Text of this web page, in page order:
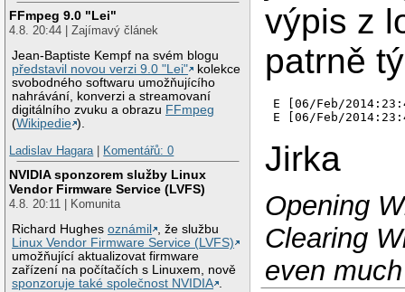
FFmpeg 9.0 "Lei"
4.8. 20:44 | Zajímavý článek
Jean-Baptiste Kempf na svém blogu
představil novou verzi 9.0 "Lei"
kolekce
svobodného softwaru umožňujícího
nahrávání, konverzi a streamovaní
digitálního zvuku a obrazu FFmpeg
(Wikipedie ).
Ladislav Hagara| Komentářů: 0
NVIDIA sponzorem služby Linux
Vendor Firmware Service (LVFS)
4.8. 20:11 | Komunita
Richard Hughesoznámil
, že službu
Linux Vendor Firmware Service (LVFS)
umožňující aktualizovat firmware
zařízení na počítačích s Linuxem, nově
sponzoruje také společnost NVIDIA .
výpis z
patrně
E [06/Feb/
Jirka
Opening
Clearing
even